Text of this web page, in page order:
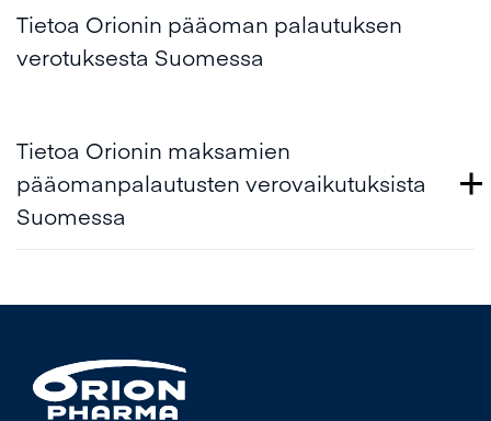
Tietoa Orionin pääoman palautuksen
verotuksesta Suomessa
Tietoa Orionin maksamien
pääomanpalautusten verovaikutuksista
Suomessa
pääomanpalautusten verotuksesta kattavan
ohjeen henkilöasiakkaille. Ohjeissa mm.